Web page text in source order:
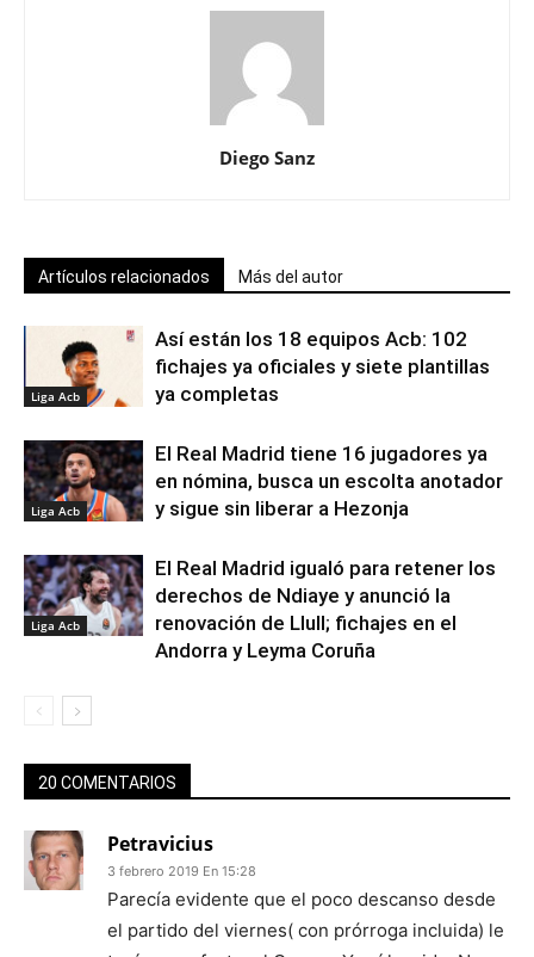
Diego Sanz
Artículos relacionados Más del autor
Liga Acb
Así están los 18 equipos Acb: 102
fichajes ya oficiales y siete plantillas
ya completas
Liga Acb
El Real Madrid tiene 16 jugadores ya
en nómina, busca un escolta anotador
y sigue sin liberar a Hezonja
Liga Acb
El Real Madrid igualó para retener los
derechos de Ndiaye y anunció la
renovación de Llull; fichajes en el
Andorra y Leyma Coruña
20 COMENTARIOS
Petravicius
3 febrero 2019 En 15:28
Parecía evidente que el poco descanso desde
el partido del viernes( con prórroga incluida) le